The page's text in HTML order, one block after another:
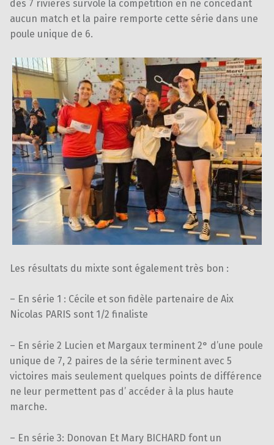
des 7 rivières survole la compétition en ne concédant
aucun match et la paire remporte cette série dans une
poule unique de 6.
Les résultats du mixte sont également très bon :
– En série 1 : Cécile et son fidèle partenaire de Aix
Nicolas PARIS sont 1/2 finaliste
– En série 2 Lucien et Margaux terminent 2° d’une poule
unique de 7, 2 paires de la série terminent avec 5
victoires mais seulement quelques points de différence
ne leur permettent pas d’ accéder à la plus haute
marche.
– En série 3: Donovan Et Mary BICHARD font un